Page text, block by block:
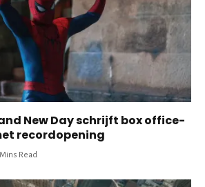
New Day schrijft box office-
recordopening
Read